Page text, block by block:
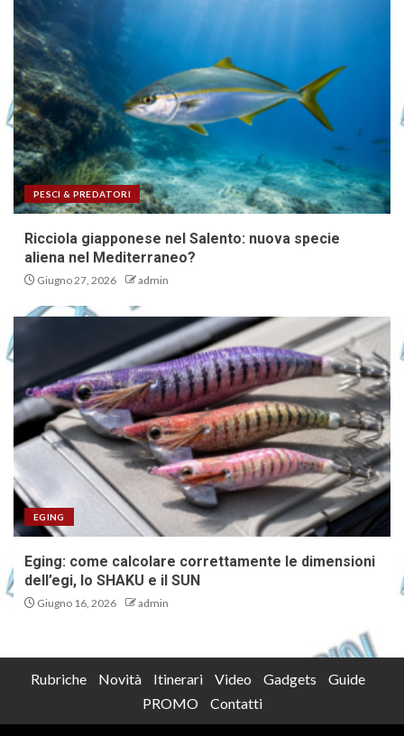
PESCI & PREDATORI
Ricciola giapponese nel Salento: nuova specie
aliena nel Mediterraneo?
Giugno 27, 2026 admin
EGING
Eging: come calcolare correttamente le dimensioni
dell’egi, lo SHAKU e il SUN
Giugno 16, 2026 admin
Rubriche Novità Itinerari Video Gadgets
Guide
PROMO
Contatti